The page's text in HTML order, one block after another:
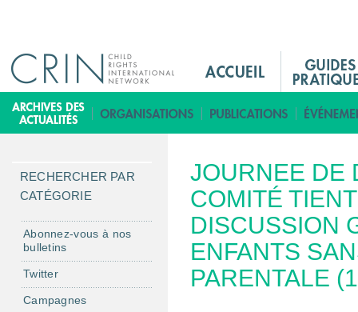
i
n
e
n
u
F
r
i
JOURNEE DE
COMITÉ
DISCUSSION
ENFANTS
PARENTALE
RECHERCHER PAR
CATÉGORIE
Abonnez-vous à nos
bulletins
Twitter
Campagnes